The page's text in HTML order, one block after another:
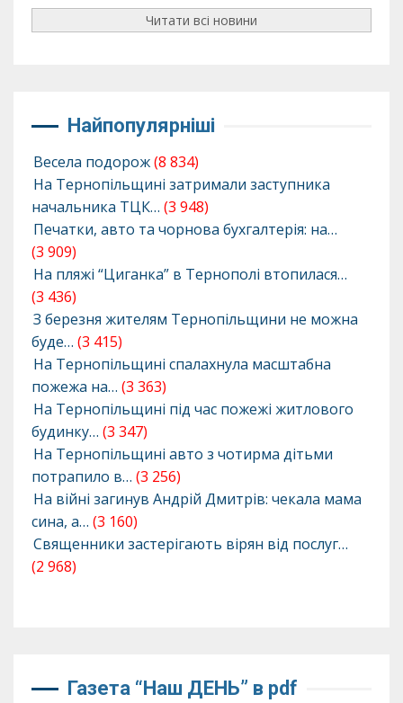
Читати всі новини
Найпопулярніші
Весела подорож(8 834)
На Тернопільщині затримали заступника
начальника ТЦК… (3 948)
Печатки, авто та чорнова бухгалтерія: на…
(3 909)
На пляжі “Циганка” в Тернополі втопилася…
(3 436)
З березня жителям Тернопільщини не можна
буде… (3 415)
На Тернопільщині спалахнула масштабна
пожежа на… (3 363)
На Тернопільщині під час пожежі житлового
будинку… (3 347)
На Тернопільщині авто з чотирма дітьми
потрапило в… (3 256)
На війні загинув Андрій Дмитрів: чекала мама
сина, а… (3 160)
Священники застерігають вірян від послуг…
(2 968)
Газета “Наш ДЕНЬ” в pdf